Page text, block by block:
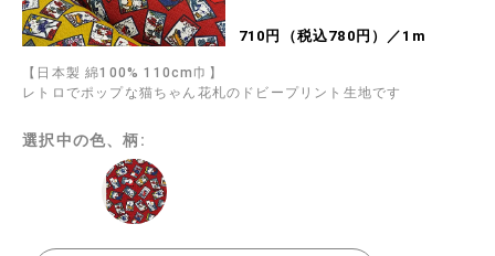
710円（税込780円）／1m
【日本製 綿100% 110cm巾】
レトロでポップな猫ちゃん花札のドビープリント生地です
選択中の色、柄: